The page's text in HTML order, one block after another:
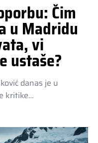
Čim
u Madridu
vi
ustaše?
danas je u
kritike…